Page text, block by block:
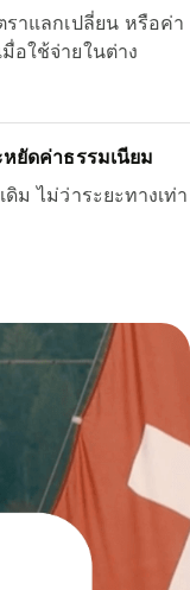
ราแลกเปลี่ยน หรือค่า
อใช้จ่ายในต่าง
หยัดค่าธรรมเนียม
ม ไม่ว่าระยะทางเท่า